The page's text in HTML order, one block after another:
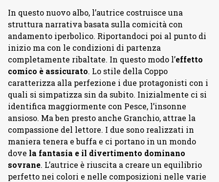
In questo nuovo albo, l’autrice costruisce una
struttura narrativa basata sulla comicità con
andamento iperbolico. Riportandoci poi al punto di
inizio ma con le condizioni di partenza
completamente ribaltate. In questo modo l’effetto
comico è assicurato. Lo stile della Coppo
caratterizza alla perfezione i due protagonisti con i
quali si simpatizza sin da subito. Inizialmente ci si
identifica maggiormente con Pesce, l’insonne
ansioso. Ma ben presto anche Granchio, attrae la
compassione del lettore. I due sono realizzati in
maniera tenera e buffa e ci portano in un mondo
dove la fantasia e il divertimento dominano
sovrane. L’autrice è riuscita a creare un equilibrio
perfetto nei colori e nelle composizioni nelle varie